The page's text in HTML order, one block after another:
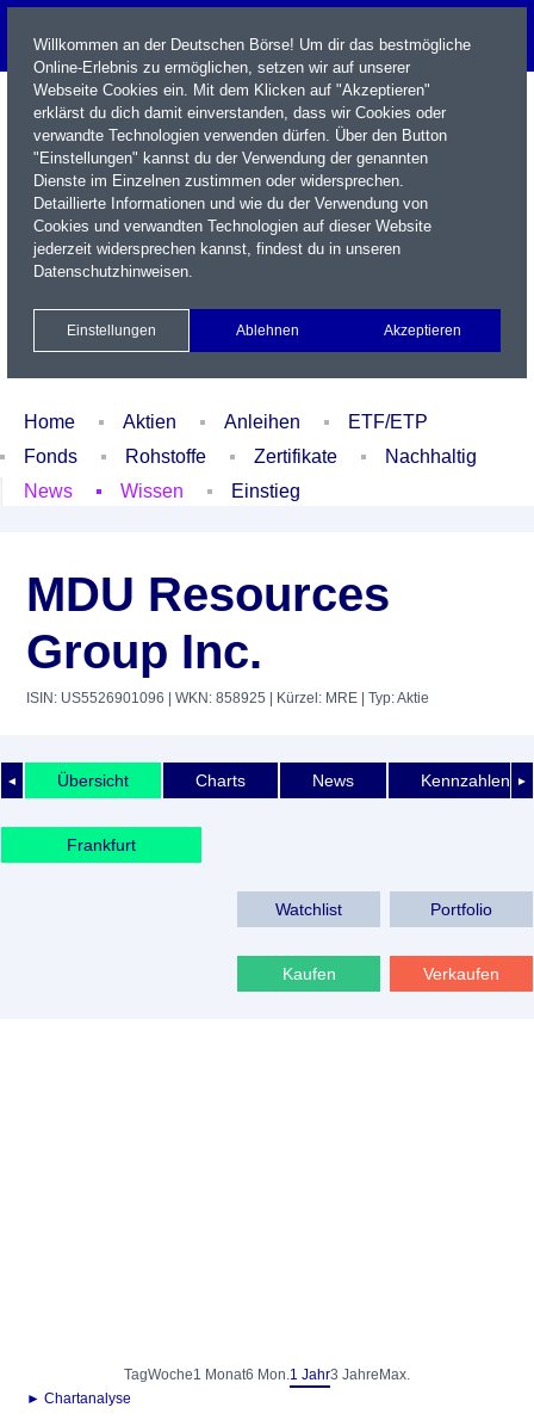
Name / WKN / ISIN / Kürzel
Xetra Realtime
Watchlist Portfolio Login
Home Aktien Anleihen
ETF/ETP
Fonds
Rohstoffe Zertifikate
Nachhaltig
News
Wissen Einstieg
MDU Resources
Group Inc.
ISIN: US5526901096 | WKN: 858925 | Kürzel: MRE | Typ: Aktie
◄ ►
Übersicht Charts News Kennzahlen
Frankfurt
Watchlist Portfolio
Kaufen Verkaufen
TagWoche1 Monat6 Mon.1 Jahr3 Jahre Max.
► Chartanalyse
Willkommen an der Deutschen Börse! Um dir das bestmögliche
Online-Erlebnis zu ermöglichen, setzen wir auf unserer
Webseite Cookies ein. Mit dem Klicken auf "Akzeptieren"
erklärst du dich damit einverstanden, dass wir Cookies oder
verwandte Technologien verwenden dürfen. Über den Button
"Einstellungen" kannst du der Verwendung der genannten
Dienste im Einzelnen zustimmen oder widersprechen.
Detaillierte Informationen und wie du der Verwendung von
Cookies und verwandten Technologien auf dieser Website
jederzeit widersprechen kannst, findest du in unseren
Datenschutzhinweisen.
Einstellungen Ablehnen Akzeptieren